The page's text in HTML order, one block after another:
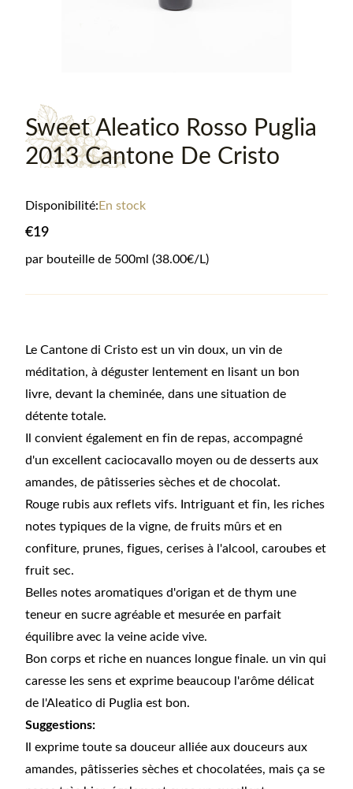
Sweet Aleatico Rosso Puglia
2013 Cantone De Cristo
Disponibilité: En stock
€19
par bouteille de 500ml (38.00€/L)
Le Cantone di Cristo est un vin doux, un vin de
méditation, à déguster lentement en lisant un bon
livre, devant la cheminée, dans une situation de
détente totale.
Il convient également en fin de repas, accompagné
d'un excellent caciocavallo moyen ou de desserts aux
amandes, de pâtisseries sèches et de chocolat.
Rouge rubis aux reflets vifs. Intriguant et fin, les riches
notes typiques de la vigne, de fruits mûrs et en
confiture, prunes, figues, cerises à l'alcool, caroubes et
fruit sec.
Belles notes aromatiques d'origan et de thym une
teneur en sucre agréable et mesurée en parfait
équilibre avec la veine acide vive.
Bon corps et riche en nuances longue finale. un vin qui
caresse les sens et exprime beaucoup l'arôme délicat
de l'Aleatico di Puglia est bon.
Suggestions:
Il exprime toute sa douceur alliée aux douceurs aux
amandes, pâtisseries sèches et chocolatées, mais ça se